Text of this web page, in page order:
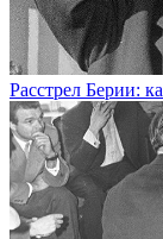
Раcстрел Берии: